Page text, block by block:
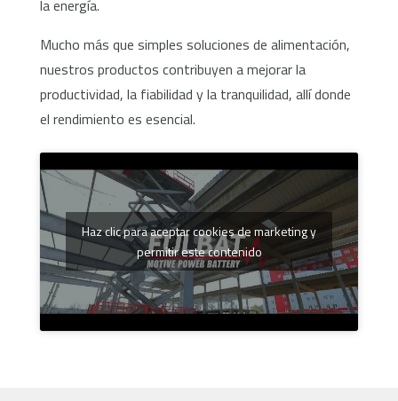
la energía.
Mucho más que simples soluciones de alimentación,
nuestros productos contribuyen a mejorar la
productividad, la fiabilidad y la tranquilidad, allí donde
el rendimiento es esencial.
Haz clic para aceptar cookies de marketing y
permitir este contenido